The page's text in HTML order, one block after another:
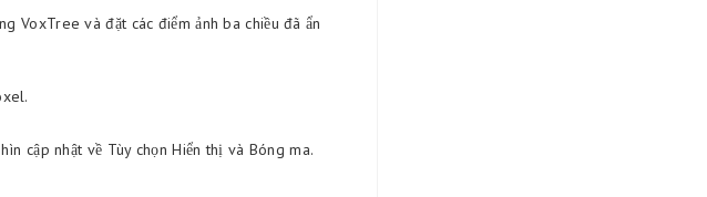
VoxTree và đặt các điểm ảnh ba chiều đã ẩn
cập nhật về Tùy chọn Hiển thị và Bóng ma.